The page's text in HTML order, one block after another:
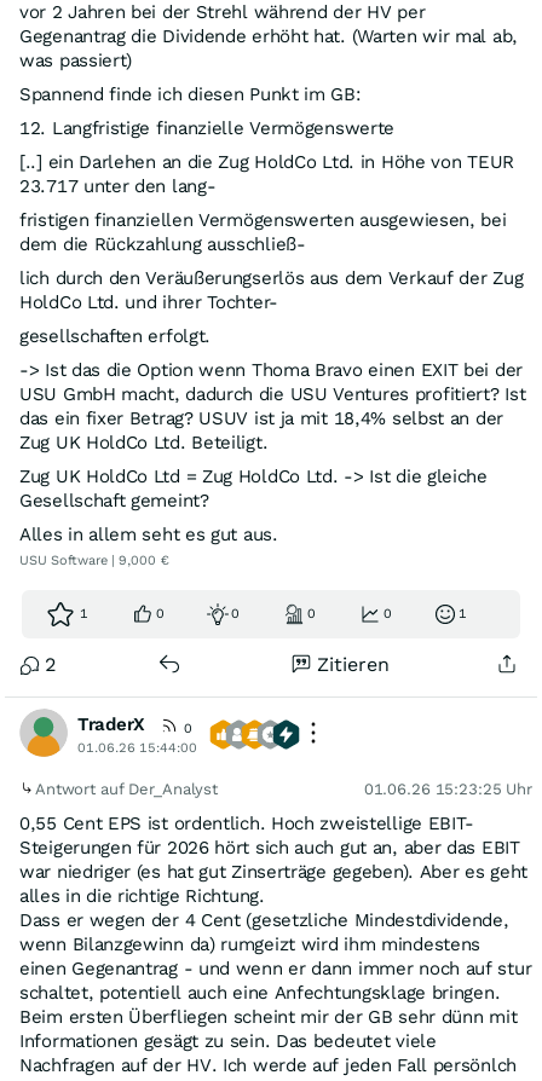
vor 2 Jahren bei der Strehl während der HV per
Gegenantrag die Dividende erhöht hat. (Warten wir mal ab,
was passiert)
Spannend finde ich diesen Punkt im GB:
12. Langfristige finanzielle Vermögenswerte
[..] ein Darlehen an die Zug HoldCo Ltd. in Höhe von TEUR
23.717 unter den lang-
fristigen finanziellen Vermögenswerten ausgewiesen, bei
dem die Rückzahlung ausschließ-
lich durch den Veräußerungserlös aus dem Verkauf der Zug
HoldCo Ltd. und ihrer Tochter-
gesellschaften erfolgt.
-> Ist das die Option wenn Thoma Bravo einen EXIT bei der
USU GmbH macht, dadurch die USU Ventures profitiert? Ist
das ein fixer Betrag? USUV ist ja mit 18,4% selbst an der
Zug UK HoldCo Ltd. Beteiligt.
Zug UK HoldCo Ltd = Zug HoldCo Ltd. -> Ist die gleiche
Gesellschaft gemeint?
Alles in allem seht es gut aus.
USU Software | 9,000 €
1 0 0 0 0 1
2 Zitieren
TraderX
0
01.06.26 15:44:00
Antwort auf Der_Analyst 01.06.26 15:23:25 Uhr
0,55 Cent EPS ist ordentlich. Hoch zweistellige EBIT-
Steigerungen für 2026 hört sich auch gut an, aber das EBIT
war niedriger (es hat gut Zinserträge gegeben). Aber es geht
alles in die richtige Richtung.
Dass er wegen der 4 Cent (gesetzliche Mindestdividende,
wenn Bilanzgewinn da) rumgeizt wird ihm mindestens
einen Gegenantrag - und wenn er dann immer noch auf stur
schaltet, potentiell auch eine Anfechtungsklage bringen.
Beim ersten Überfliegen scheint mir der GB sehr dünn mit
Informationen gesägt zu sein. Das bedeutet viele
Nachfragen auf der HV. Ich werde auf jeden Fall persönlch